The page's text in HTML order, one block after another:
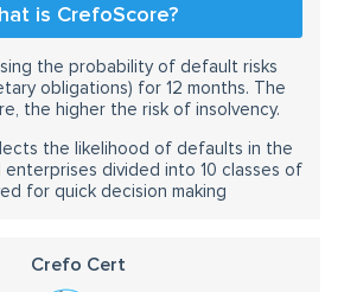
is CrefoScore?
the probability of default risks
obligations) for 12 months. The
the higher the risk of insolvency.
the likelihood of defaults in the
enterprises divided into 10 classes of
for quick decision making
Crefo Cert